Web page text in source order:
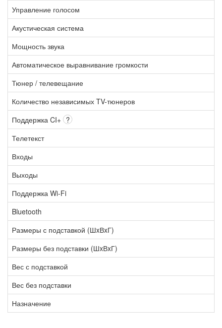
Управление голосом
Акустическая система
Мощность звука
Автоматическое выравнивание громкости
Тюнер / телевещание
Количество независимых TV-тюнеров
Поддержка CI+ ?
Телетекст
Входы
Выходы
Поддержка Wi-Fi
Bluetooth
Размеры с подставкой (ШxВxГ)
Размеры без подставки (ШxВxГ)
Вес с подставкой
Вес без подставки
Назначение